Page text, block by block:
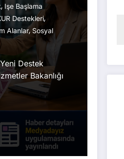
, Işe Başlama
Destekleri,
Alanlar, Sosyal
Destek
Bakanlığı